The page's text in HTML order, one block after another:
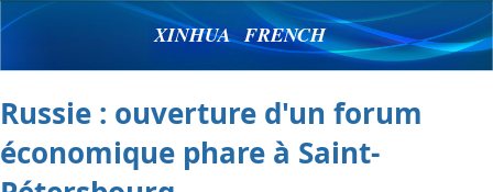
XINHUA FRENCH
Russie : ouverture d'un forum
économique phare à Saint-